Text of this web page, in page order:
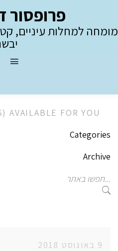
פרופסור
מומחה למחלות עיניים,
AVAILABLE FOR YOU
Categories
Archive
9 באוגוסט 2018